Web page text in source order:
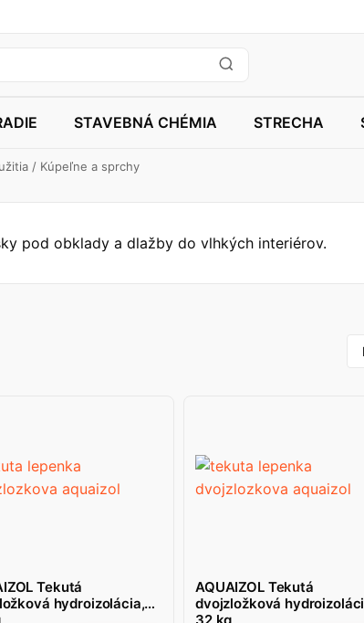
STAVEBNÁ CHÉMIA STRECHA
/ Kúpeľne a sprchy
pod obklady a dlažby do vlhkých interiérov.
Tekutá
hydroizolácia,
AQUAIZOL Tekutá
dvojzložková
32 kg